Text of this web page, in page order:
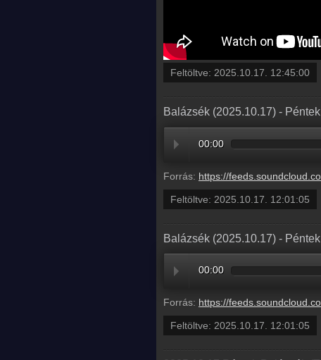
Feltöltve: 2025.10.17. 12:45:00
Balázsék (2025.10.17) -
00:00
Forrás: https://feeds.soundcloud.com/stream/2192353703-radio1hungary-
Feltöltve: 2025.10.17. 12:01:05
Balázsék (2025.10.17) -
00:00
Forrás: https://feeds.soundcloud.com/stream/2192353703-radio1hungary-
Feltöltve: 2025.10.17. 12:01:05